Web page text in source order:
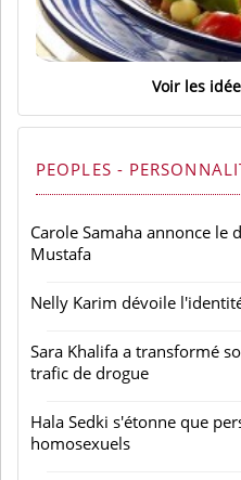
Voir les
PEOPLES -
Carole Samaha annonce le
Mustafa
Nelly Karim dévoile
Sara Khalifa a transformé
trafic de drogue
Hala Sedki s'étonne que
homosexuels